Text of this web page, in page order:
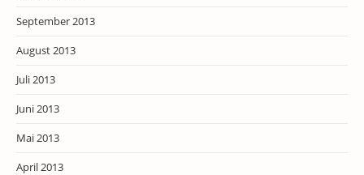
September 2013
August 2013
Juli 2013
Juni 2013
Mai 2013
April 2013